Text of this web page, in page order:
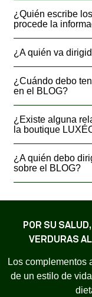
¿Quién escribe
procede la
¿A quién va
¿Cuándo debo
en el BLOG?
¿Existe alguna
la boutique
¿A quién debo
sobre el BLOG?
POR SU
VERDURAS
Los complementos
de un estilo de